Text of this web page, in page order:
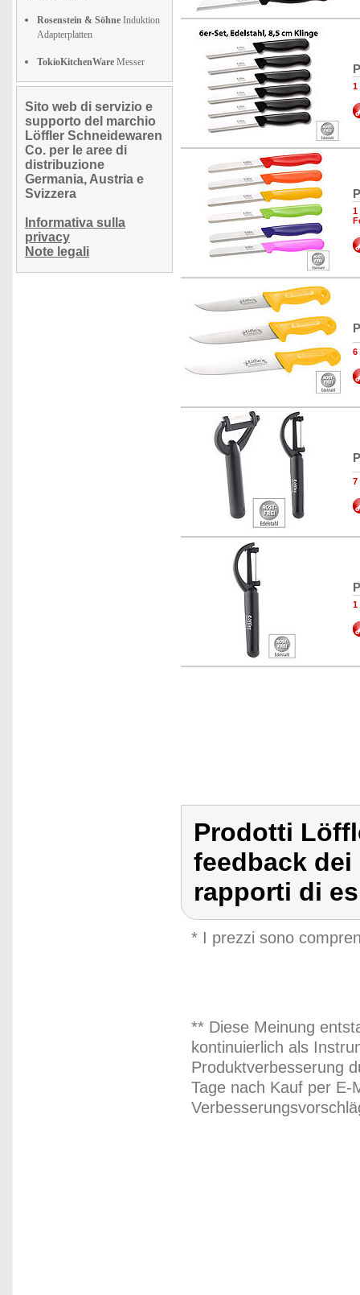
Rosenstein & Söhne Induktion
Adapterplatten
TokioKitchenWare Messer
Sito web di servizio e
supporto del marchio
Löffler Schneidewaren
Co. per le aree di
distribuzione
Germania, Austria e
Svizzera
Informativa sulla
privacy
Note legali
1
1
6
7
1
Prodotti
feedback
rapporti di
* I prezzi sono
** Diese Meinung
kontinuierlich als
Produktverbesserung
Tage nach Kauf per E-